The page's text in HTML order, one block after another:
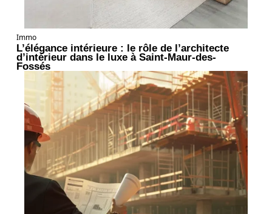
Immo
L’élégance intérieure : le rôle de l’architecte
d’intérieur dans le luxe à Saint-Maur-des-
Fossés